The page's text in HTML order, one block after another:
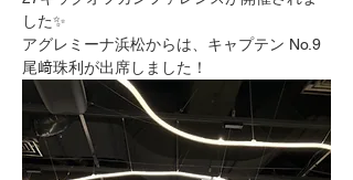
した✨
アグレミーナ浜松からは、キャプテン No.9
尾﨑珠利が出席しました！